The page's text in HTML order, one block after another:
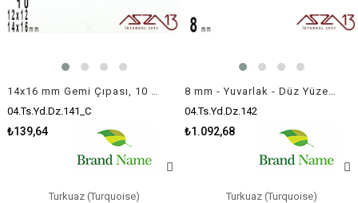
04.Ts.Yd.Dz.141_C
₺139,64
04.Ts.Yd.Dz.142
₺1.092,68
Turkuaz (Turquoise) Turkuaz (Turquoise)